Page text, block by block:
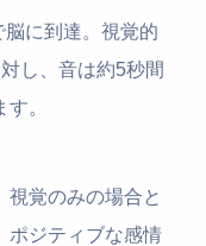
に到達。視覚的
し、音は約5秒間
。
視覚のみの場合と
ポジティブな感情